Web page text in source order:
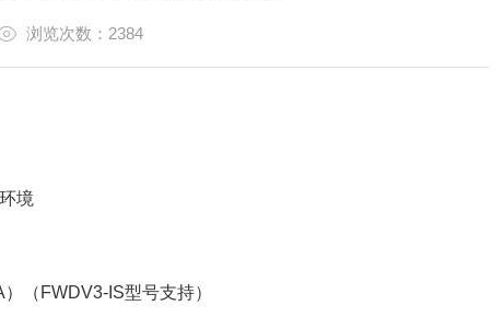
浏览次数：2384
境
（FWDV3-IS型号支持）